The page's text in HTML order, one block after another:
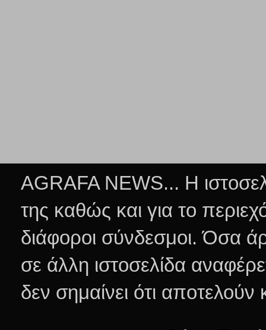
AGRAFA NEWS... Η
της καθώς και για το
διάφοροι σύνδεσμοι.Όσα
σε άλλη ιστοσελίδα
δεν σημαίνει ότι